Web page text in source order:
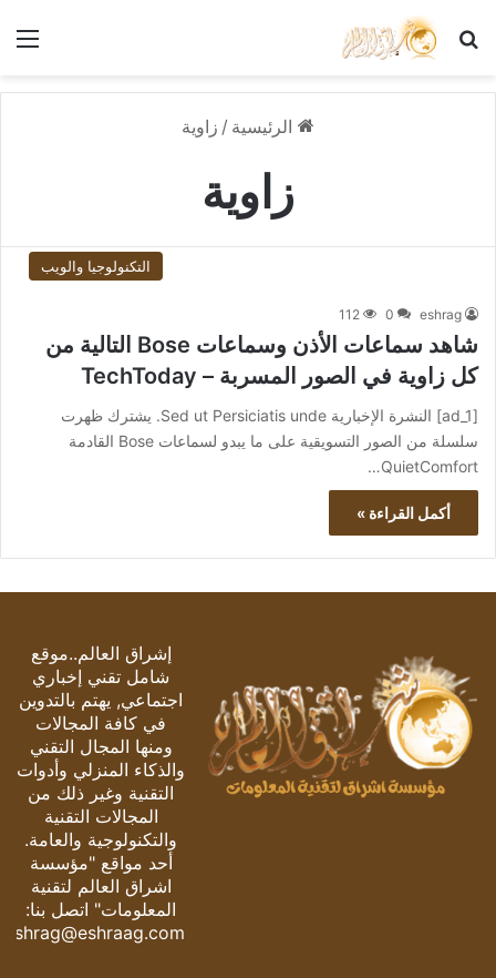
بحث عن
الرئيسية / زاوية
زاوية
التكنولوجيا والويب
eshrag
0
112
شاهد سماعات الأذن وسماعات Bose التالية من
كل زاوية في الصور المسربة – TechToday
[ad_1] النشرة الإخبارية Sed ut Persiciatis unde. يشترك ظهرت
سلسلة من الصور التسويقية على ما يبدو لسماعات Bose القادمة
QuietComfort…
أكمل القراءة »
إشراق العالم..موقع
شامل تقني إخباري
اجتماعي, يهتم بالتدوين
في كافة المجالات
ومنها المجال التقني
والذكاء المنزلي وأدوات
التقنية وغير ذلك من
المجالات التقنية
والتكنولوجية والعامة.
أحد مواقع "مؤسسة
اشراق العالم لتقنية
المعلومات" اتصل بنا:
eshrag@eshraag.com